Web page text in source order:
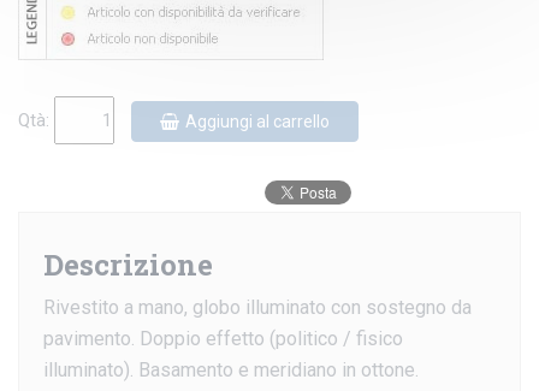
Qtà: Aggiungi al carrello
Descrizione
Rivestito a mano, globo illuminato con sostegno da
pavimento. Doppio effetto (politico / fisico
illuminato). Basamento e meridiano in ottone.